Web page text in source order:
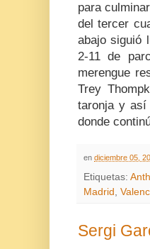
para
del tercer
abajo siguió
2-11 de
merengue
Trey
taronja y así
donde
en diciembre 05,
Etiquetas:
Madrid
Sergi